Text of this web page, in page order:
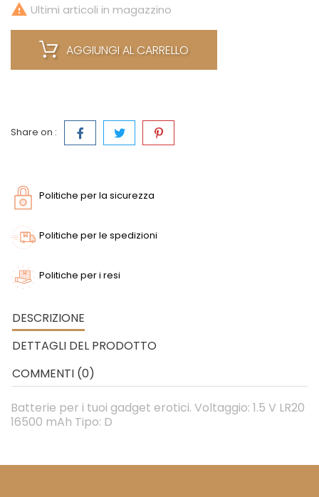
 Ultimi articoli in magazzino
AGGIUNGI AL CARRELLO
Share on :
Politiche per la sicurezza
Politiche per le spedizioni
Politiche per i resi
DESCRIZIONE
DETTAGLI DEL PRODOTTO
COMMENTI (0)
Batterie per i tuoi gadget erotici. Voltaggio: 1.5 V LR20
16500 mAh Tipo: D